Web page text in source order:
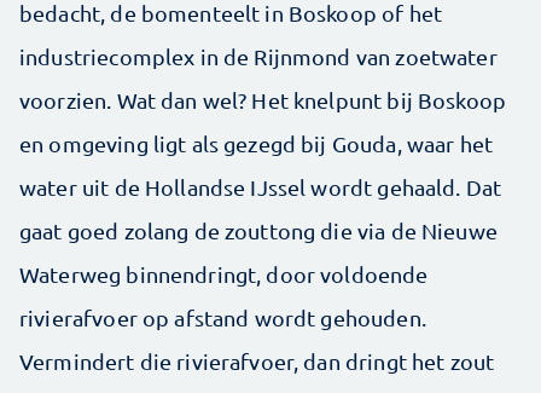
bedacht, de bomenteelt in Boskoop of het
industriecomplex in de Rijnmond van zoetwater
voorzien. Wat dan wel? Het knelpunt bij Boskoop
en omgeving ligt als gezegd bij Gouda, waar het
water uit de Hollandse IJssel wordt gehaald. Dat
gaat goed zolang de zouttong die via de Nieuwe
Waterweg binnendringt, door voldoende
rivierafvoer op afstand wordt gehouden.
Vermindert die rivierafvoer, dan dringt het zout